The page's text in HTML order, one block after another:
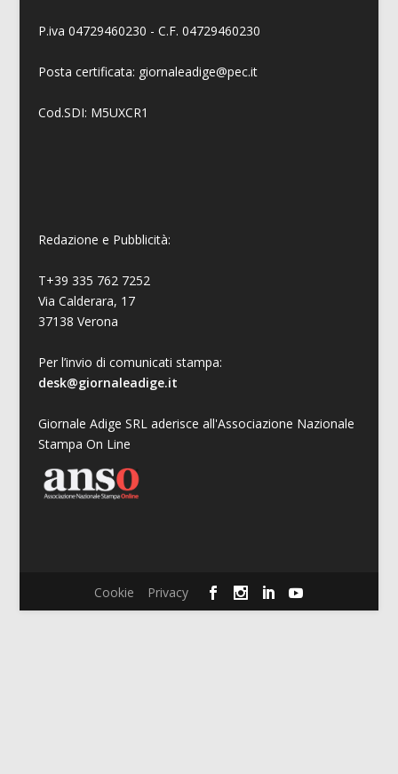
P.iva 04729460230 - C.F. 04729460230
Posta certificata: giornaleadige@pec.it
Cod.SDI: M5UXCR1
Redazione e Pubblicità:
T+39 335 762 7252
Via Calderara, 17
37138 Verona
Per l’invio di comunicati stampa:
desk@giornaleadige.it
Giornale Adige SRL aderisce all'Associazione Nazionale
Stampa On Line
Cookie Privacy